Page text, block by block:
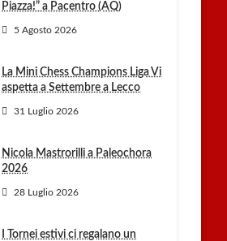
Piazza!” a Pacentro (AQ)
5 Agosto 2026
La Mini Chess Champions Liga Vi
aspetta a Settembre a Lecco
31 Luglio 2026
Nicola Mastrorilli a Paleochora
2026
28 Luglio 2026
I Tornei estivi ci regalano un